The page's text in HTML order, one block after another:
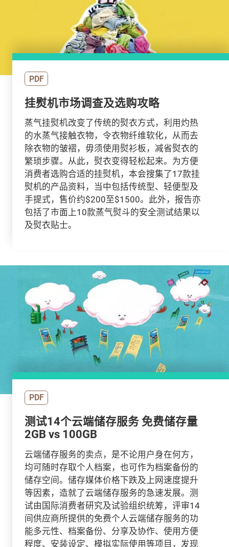
PDF
挂熨机市场调查及选购攻略
蒸气挂熨机改变了传统的熨衣方式，利用灼热
的水蒸气接触衣物，令衣物纤维软化，从而去
除衣物的皱褶，毋须使用熨衫板，减省熨衣的
繁琐步骤。从此，熨衣变得轻松起来。为方便
消费者选购合适的挂熨机，本会搜集了17款挂
熨机的产品资料，当中包括传统型、轻便型及
手提式，售价约$200至$1500。此外，报告亦
包括了市面上10款蒸气熨斗的安全测试结果以
及熨衣贴士。
PDF
测试14个云端储存服务 免费储存量
2GB vs 100GB
云端储存服务的卖点，是不论用户身在何方，
均可随时存取个人档案，也可作为档案备份的
储存空间。储存媒体价格下跌及上网速度提升
等因素，造就了云端储存服务的急速发展。测
试由国际消费者研究及试验组织统筹，评审14
间供应商所提供的免费个人云端储存服务的功
能多元性、档案备份、分享及协作、使用方便
程度、安装设定、模拟实际使用等项目，发现